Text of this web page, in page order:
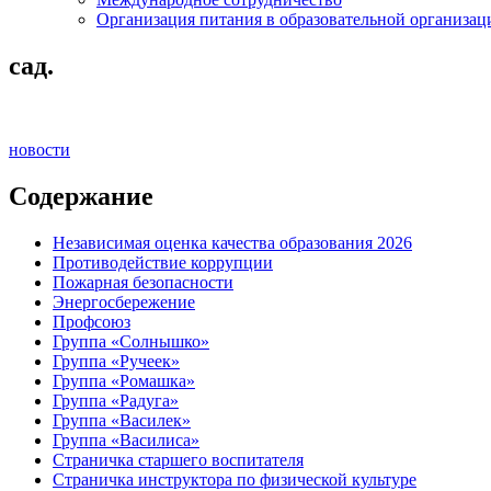
Организация питания в образовательной
сад.
новости
Содержание
Независимая оценка качества образования 2026
Противодействие коррупции
Пожарная безопасности
Энергосбережение
Профсоюз
Группа «Солнышко»
Группа «Ручеек»
Группа «Ромашка»
Группа «Радуга»
Группа «Василек»
Группа «Василиса»
Страничка старшего воспитателя
Страничка инструктора по физической культуре